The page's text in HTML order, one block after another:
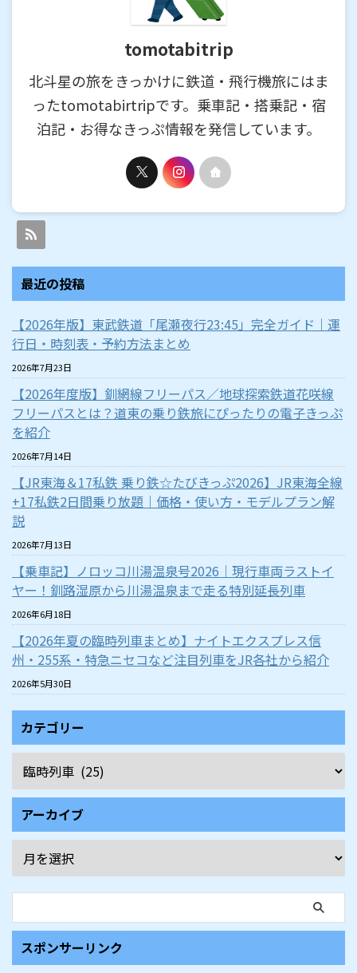
tomotabitrip
北斗星の旅をきっかけに鉄道・飛行機旅にはま
ったtomotabirtripです。乗車記・搭乗記・宿
泊記・お得なきっぷ情報を発信しています。
最近の投稿
【2026年版】東武鉄道「尾瀬夜行23:45」完全ガイド｜運
行日・時刻表・予約方法まとめ
2026年7月23日
【2026年度版】釧網線フリーパス／地球探索鉄道花咲線
フリーパスとは？道東の乗り鉄旅にぴったりの電子きっぷ
を紹介
2026年7月14日
【JR東海＆17私鉄 乗り鉄☆たびきっぷ2026】JR東海全線
+17私鉄2日間乗り放題｜価格・使い方・モデルプラン解
説
2026年7月13日
【乗車記】ノロッコ川湯温泉号2026｜現行車両ラストイ
ヤー！釧路湿原から川湯温泉まで走る特別延長列車
2026年6月18日
【2026年夏の臨時列車まとめ】ナイトエクスプレス信
州・255系・特急ニセコなど注目列車をJR各社から紹介
2026年5月30日
カテゴリー
アーカイブ
スポンサーリンク